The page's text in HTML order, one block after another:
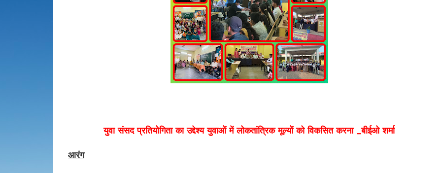
युवा संसद प्रतियोगिता का उद्देश्य युवाओं में लोकतांत्रिक मूल्यों को विकसित करना _बीईओ शर्मा
आरंग